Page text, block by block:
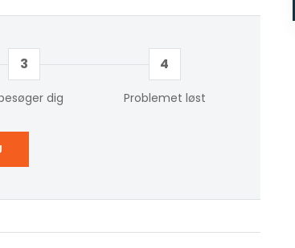
3
dig
4
Problemet løst